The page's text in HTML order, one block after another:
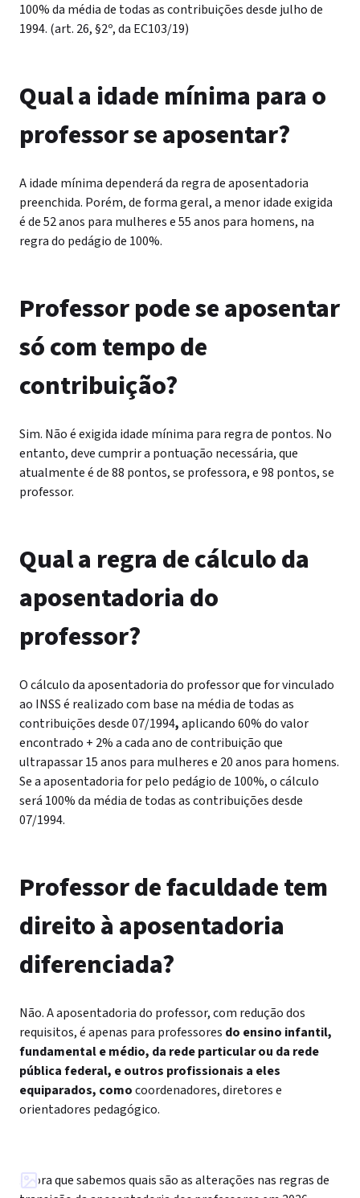
100% da média de todas as contribuições desde julho de
1994. (art. 26, §2º, da EC103/19)
Qual a idade mínima para o
professor se aposentar?
A idade mínima dependerá da regra de aposentadoria
preenchida. Porém, de forma geral, a menor idade exigida
é de 52 anos para mulheres e 55 anos para homens, na
regra do pedágio de 100%.
Professor pode se aposentar
só com tempo de
contribuição?
Sim. Não é exigida idade mínima para regra de pontos. No
entanto, deve cumprir a pontuação necessária, que
atualmente é de 88 pontos, se professora, e 98 pontos, se
professor.
Qual a regra de cálculo da
aposentadoria do
professor?
O cálculo da aposentadoria do professor que for vinculado
ao INSS é realizado com base na média de todas as
contribuições desde 07/1994,aplicando 60% do valor
encontrado + 2% a cada ano de contribuição que
ultrapassar 15 anos para mulheres e 20 anos para homens.
Se a aposentadoria for pelo pedágio de 100%, o cálculo
será 100% da média de todas as contribuições desde
07/1994.
Professor de faculdade tem
direito à aposentadoria
diferenciada?
Não. A aposentadoria do professor, com redução dos
requisitos, é apenas para professores do ensino infantil,
fundamental e médio, da rede particular ou da rede
pública federal, e outros profissionais a eles
equiparados, comocoordenadores, diretores e
orientadores pedagógico.
Agora que sabemos quais são as alterações nas regras de